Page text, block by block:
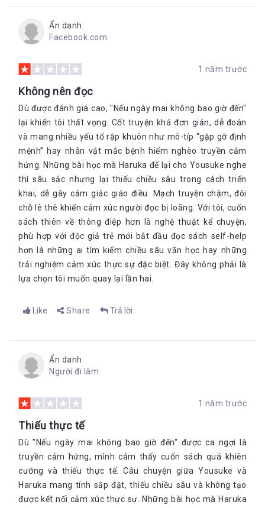
Ẩn danh
Facebook.com
1 năm trước
Không nên đọc
Dù được đánh giá cao, "Nếu ngày mai không bao giờ đến"
lại khiến tôi thất vọng. Cốt truyện khá đơn giản, dễ đoán
và mang nhiều yếu tố rập khuôn như mô-típ “gặp gỡ định
mệnh” hay nhân vật mắc bệnh hiểm nghèo truyền cảm
hứng. Những bài học mà Haruka để lại cho Yousuke nghe
thì sâu sắc nhưng lại thiếu chiều sâu trong cách triển
khai, dễ gây cảm giác giáo điều. Mạch truyện chậm, đôi
chỗ lê thê khiến cảm xúc người đọc bị loãng. Với tôi, cuốn
sách thiên về thông điệp hơn là nghệ thuật kể chuyện,
phù hợp với độc giả trẻ mới bắt đầu đọc sách self-help
hơn là những ai tìm kiếm chiều sâu văn học hay những
trải nghiệm cảm xúc thực sự đặc biệt. Đây không phải là
lựa chọn tôi muốn quay lại lần hai.
Like Share Trả lời
Ẩn danh
Người đi làm
1 năm trước
Thiếu thực tế
Dù "Nếu ngày mai không bao giờ đến" được ca ngợi là
truyền cảm hứng, mình cảm thấy cuốn sách quá khiên
cưỡng và thiếu thực tế. Câu chuyện giữa Yousuke và
Haruka mang tính sắp đặt, thiếu chiều sâu và không tạo
được kết nối cảm xúc thực sự. Những bài học mà Haruka